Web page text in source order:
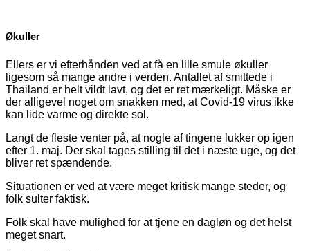
Økuller
Ellers er vi efterhånden ved at få en lille smule økuller
ligesom så mange andre i verden. Antallet af smittede i
Thailand er helt vildt lavt, og det er ret mærkeligt. Måske er
der alligevel noget om snakken med, at Covid-19 virus ikke
kan lide varme og direkte sol.
Langt de fleste venter på, at nogle af tingene lukker op igen
efter 1. maj. Der skal tages stilling til det i næste uge, og det
bliver ret spændende.
Situationen er ved at være meget kritisk mange steder, og
folk sulter faktisk.
Folk skal have mulighed for at tjene en dagløn og det helst
meget snart.